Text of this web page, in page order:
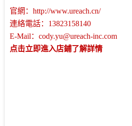
官網：http://www.ureach.cn/
連絡電話： 13823158140
E-Mail：cody.yu@ureach-inc.com
点击立即進入店鋪了解詳情